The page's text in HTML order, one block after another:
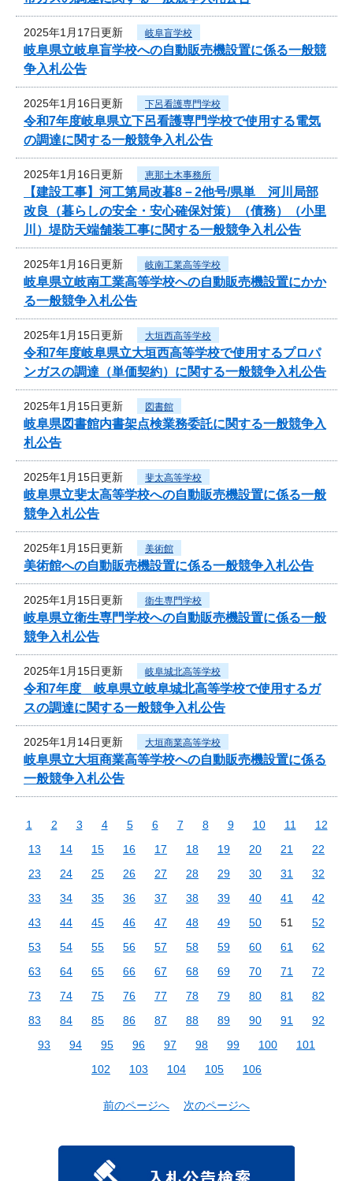
2025年1月17日更新 岐阜盲学校
岐阜県立岐阜盲学校への自動販売機設置に係る一般競
争入札公告
2025年1月16日更新 下呂看護専門学校
令和7年度岐阜県立下呂看護専門学校で使用する電気
の調達に関する一般競争入札公告
2025年1月16日更新 恵那土木事務所
【建設工事】河工第局改暮8－2他号/県単 河川局部
改良（暮らしの安全・安心確保対策）（債務）（小里
川）堤防天端舗装工事に関する一般競争入札公告
2025年1月16日更新 岐南工業高等学校
岐阜県立岐南工業高等学校への自動販売機設置にかか
る一般競争入札公告
2025年1月15日更新 大垣西高等学校
令和7年度岐阜県立大垣西高等学校で使用するプロパ
ンガスの調達（単価契約）に関する一般競争入札公告
2025年1月15日更新 図書館
岐阜県図書館内書架点検業務委託に関する一般競争入
札公告
2025年1月15日更新 斐太高等学校
岐阜県立斐太高等学校への自動販売機設置に係る一般
競争入札公告
2025年1月15日更新 美術館
美術館への自動販売機設置に係る一般競争入札公告
2025年1月15日更新 衛生専門学校
岐阜県立衛生専門学校への自動販売機設置に係る一般
競争入札公告
2025年1月15日更新 岐阜城北高等学校
令和7年度 岐阜県立岐阜城北高等学校で使用するガ
スの調達に関する一般競争入札公告
2025年1月14日更新 大垣商業高等学校
岐阜県立大垣商業高等学校への自動販売機設置に係る
一般競争入札公告
1 2 3 4 5 6 7 8 9 10 11
12
13
14 15 16 17 18 19 20 21
22
23
24 25 26 27 28 29 30 31
32
33
34 35 36 37 38 39 40 41
42
43
44 45 46 47 48 49 50 51
52
53
54 55 56 57 58 59 60 61
62
63
64 65 66 67 68 69 70 71
72
73
74 75 76 77 78 79 80 81
82
83
84 85 86 87 88 89 90 91
92
93
94 95 96 97 98 99 100
101
102
103 104 105 106
前のページへ 次のページへ